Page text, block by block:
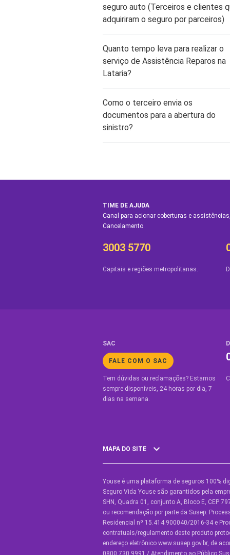
seguro auto (Terceiros e clientes
adquiriram o seguro por parceiros)
Quanto tempo leva para realizar o
serviço de Assistência Reparos na
Lataria?
Como o terceiro envia os
documentos para a abertura do
sinistro?
TIME DE AJUDA
Canal para acionar coberturas e
Cancelamento.
3003 5770
Capitais e regiões metropolitanas.
SAC
FALE COM O SAC
Tem dúvidas ou reclamações? Estamos
sempre disponíveis, 24 horas por dia, 7
dias na semana.
MAPA DO SITE
SEGUROS
Seguro Auto
Seguro Auto para Terceiros
Seguro por Marcas de Carro
Youse é uma plataforma de seguros 100%
Seguro Vida Youse são garantidos pela
SHN, Quadra 01, conjunto A, Bloco E, CEP
ou recomendação por parte da Susep.
Residencial nº 15.414.900040/2016-34 e
contratuais/regulamento deste produto
endereço eletrônico www.susep.gov.br, de
0800.730.9991 / Atendimento ao Público